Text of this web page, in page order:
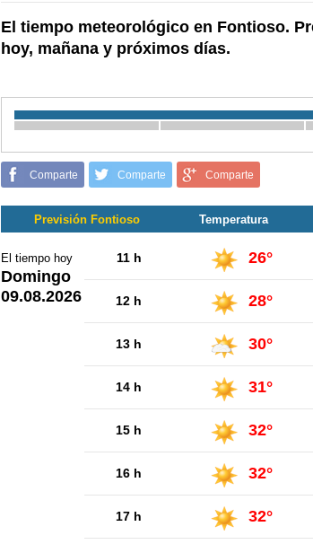
El tiempo meteorológico en Fontioso.
hoy, mañana y próximos días.
Comparte Comparte Comparte
Previsión Fontioso Temperatura
El tiempo hoy
Domingo
09.08.2026
11 h 26°
12 h 28°
13 h 30°
14 h 31°
15 h 32°
16 h 32°
17 h 32°